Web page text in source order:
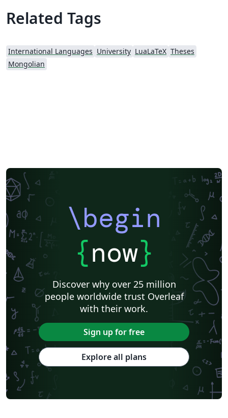
Related Tags
International Languages University LuaLaTeX Theses
Mongolian
\begin
{now}
Discover why over 25 million
people worldwide trust Overleaf
with their work.
Sign up for free
Explore all plans